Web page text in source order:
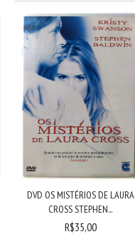
DVD OS MISTÉRIOS DE LAURA
CROSS STEPHEN...
R$35,00